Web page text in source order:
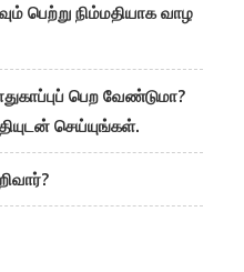
பெற்று நிம்மதியாக வாழ
பெற வேண்டுமா?
செய்யுங்கள்.